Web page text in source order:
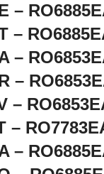
–
–
–
–
–
–
–